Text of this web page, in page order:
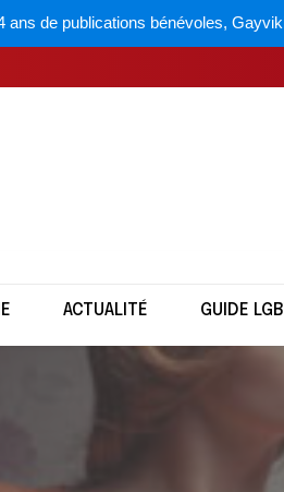
ans de publications bénévoles,
ACTUALITÉ GUIDE